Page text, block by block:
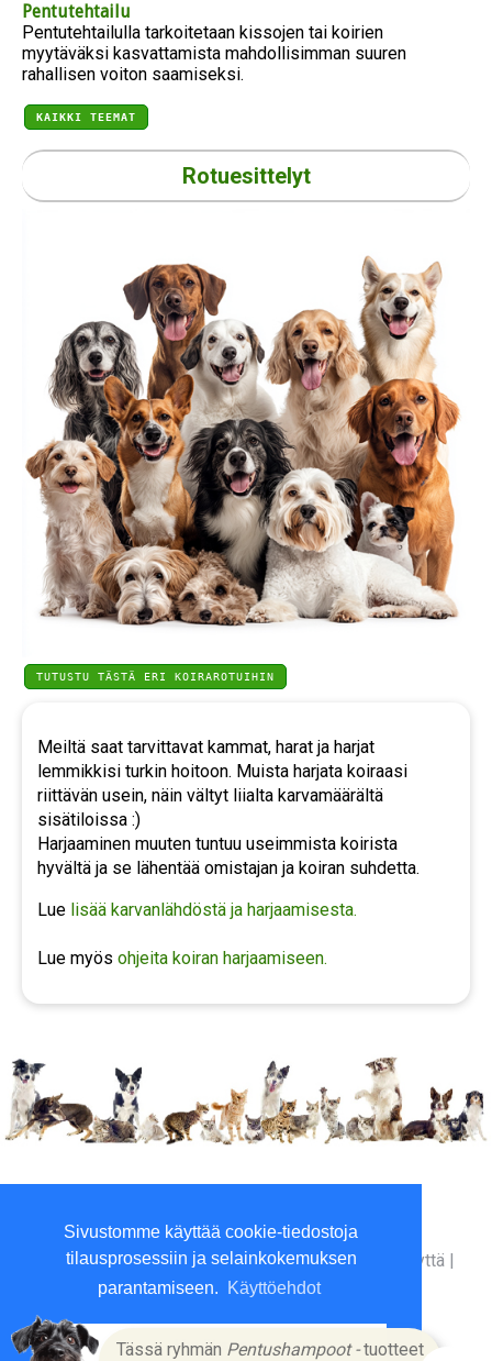
Sivustomme käyttää cookie-tiedostoja
tilausprosessiin ja selainkokemuksen
parantamiseen.
Käyttöehdot
Hyväksyn
Pentutehtailu
Pentutehtailulla tarkoitetaan kissojen tai koirien
myytäväksi kasvattamista mahdollisimman suuren
rahallisen voiton saamiseksi.
KAIKKI TEEMAT
Rotuesittelyt
TUTUSTU TÄSTÄ ERI KOIRAROTUIHIN
Meiltä saat tarvittavat kammat, harat ja harjat
lemmikkisi turkin hoitoon. Muista harjata koiraasi
riittävän usein, näin vältyt liialta karvamäärältä
sisätiloissa :)
Harjaaminen muuten tuntuu useimmista koirista
hyvältä ja se lähentää omistajan ja koiran suhdetta.
Lue lisää karvanlähdöstä ja harjaamisesta.
Lue myös ohjeita koiran harjaamiseen.
P. 010 3961800 (ma-to 9-16)
Yritysinfo|Toimitusehdot|Maksutavat|Ota yhteyttä |
GDPR tietosuojalausunto
Tässä ryhmän Pentushampoot -tuotteet